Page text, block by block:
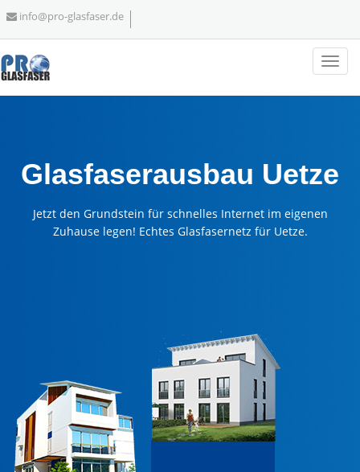
info@pro-glasfaser.de
Glasfaserausbau Uetze
Jetzt den Grundstein für schnelles Internet im eigenen
Zuhause legen! Echtes Glasfasernetz für Uetze.